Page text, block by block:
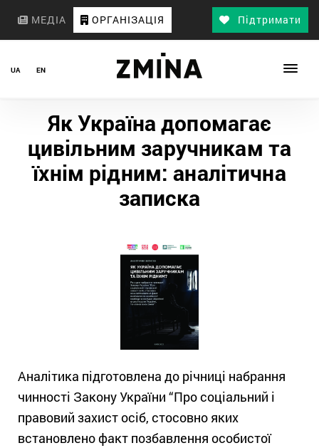
МЕДІА ОРГАНІЗАЦІЯ Підтримати
UA EN
Як Україна допомагає
цивільним заручникам та
їхнім рідним: аналітична
записка
Аналітика підготовлена до річниці набрання
чинності Закону України “Про соціальний і
правовий захист осіб, стосовно яких
встановлено факт позбавлення особистої